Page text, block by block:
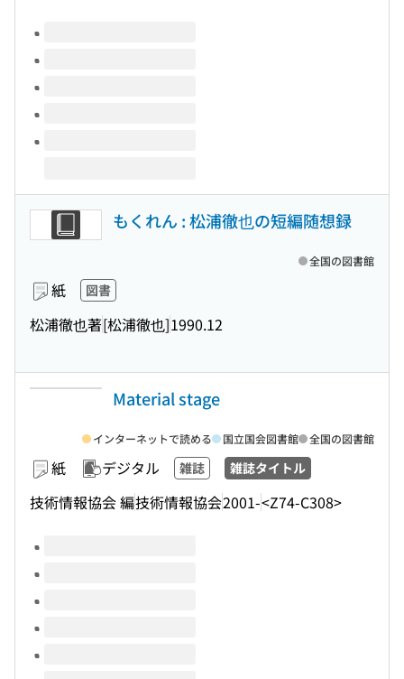
このタイトルの巻号
もくれん : 松浦徹也の短編随想録
紙 図書
松浦徹也著[松浦徹也]1990.12
全国の図書館
Material stage
紙 デジタル 雑誌 雑誌タイトル
技術情報協会 編技術情報協会2001-<Z74-C308>
インターネットで読める 国立国会図書館 全国の図書館
このタイトルの巻号